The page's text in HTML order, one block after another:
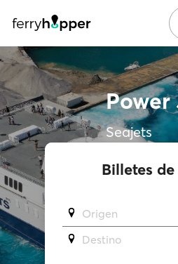
Power
Seajets
Billetes
Origen
Destino